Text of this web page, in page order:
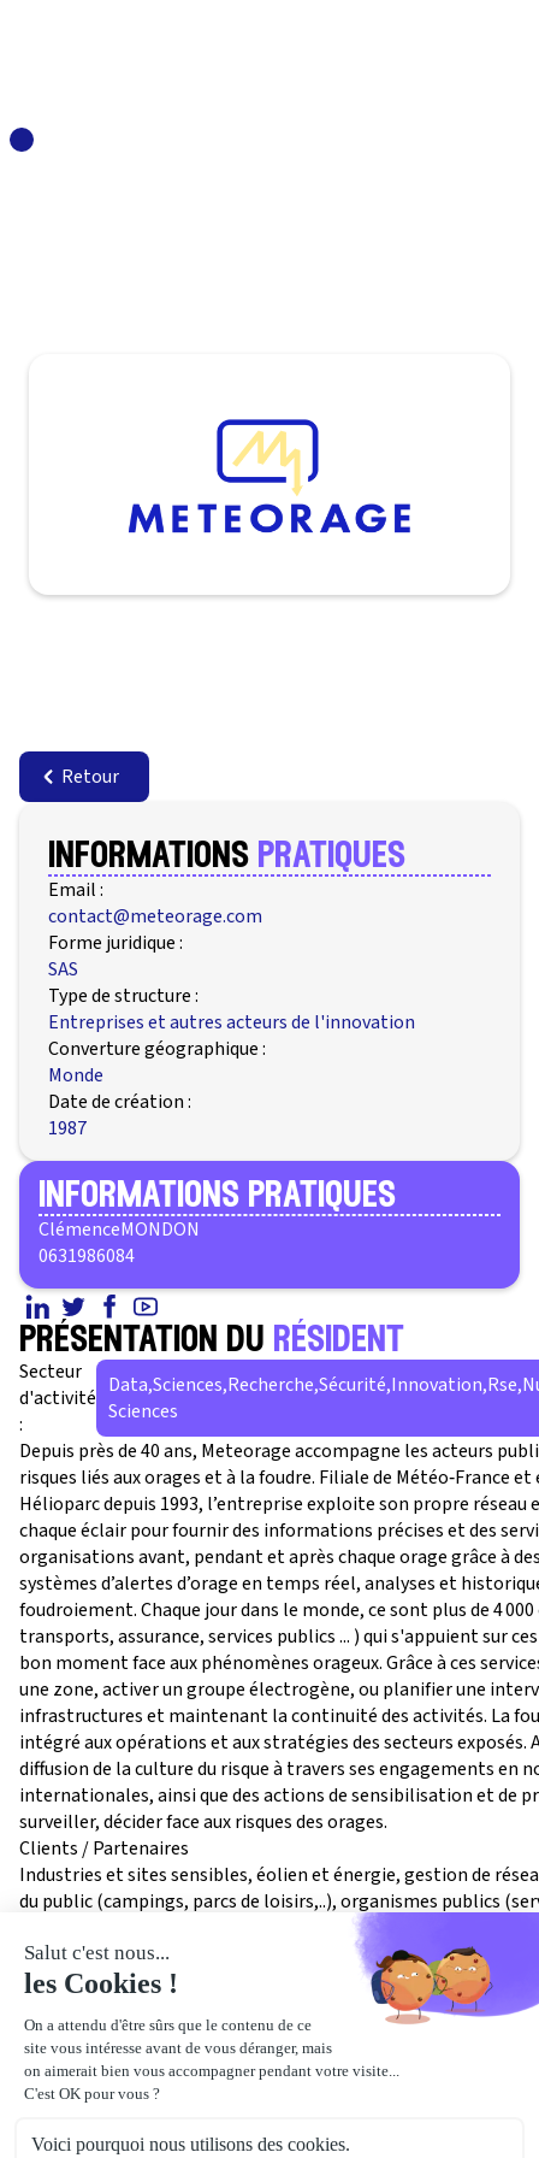
Retour
informations pratiques
Email :
contact@meteorage.com
Forme juridique :
SAS
Type de structure :
Entreprises et autres acteurs de l'innovation
Converture géographique :
Monde
Date de création :
1987
informations pratiques
ClémenceMONDON
0631986084
présentation du résident
Secteur
d'activité
:
Sciences
Depuis près de 40 ans, Meteorage accompagne les acteurs
risques liés aux orages et à la foudre. Filiale de Météo‑France
Hélioparc depuis 1993, l’entreprise exploite son propre
chaque éclair pour fournir des informations précises et des
organisations avant, pendant et après chaque orage grâce à
systèmes d’alertes d’orage en temps réel, analyses et
foudroiement. Chaque jour dans le monde, ce sont plus de 4
transports, assurance, services publics ... ) qui s'appuient sur
bon moment face aux phénomènes orageux. Grâce à ces
une zone, activer un groupe électrogène, ou planifier une
infrastructures et maintenant la continuité des activités. La
intégré aux opérations et aux stratégies des secteurs exposés.
diffusion de la culture du risque à travers ses engagements
internationales, ainsi que des actions de sensibilisation et de
surveiller, décider face aux risques des orages.
Clients / Partenaires
Industries et sites sensibles, éolien et énergie, gestion de
du public (campings, parcs de loisirs,..), organismes publics
notrelocalisation
11 boulevard Lucien Favre
64000Pau
Voir le plan détaillé